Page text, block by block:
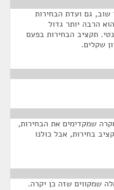
שוב, גם ועדת הבחירות
הרבה יותר גדול
תקציב הבחירות בפעם
שמקדימים את הבחירות,
בחירות, אבל כולנו
שמקווים שזה כן יקרה.